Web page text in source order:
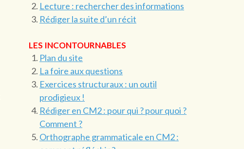
Lecture : rechercher des informations
Rédiger la suite d’un récit
LES INCONTOURNABLES
Plan du site
La foire aux questions
Exercices structuraux : un outil
prodigieux !
Rédiger en CM2 : pour qui ? pour quoi ?
Comment ?
Orthographe grammaticale en CM2 :